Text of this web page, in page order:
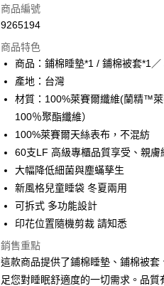
信用卡一次付款
Apple Pay
街口支付
悠遊付
全盈+PAY
ATM付款
運送方式
每筆NT$100，滿NT$1,500(含以上)
商品編號
9265194
商品特色
商品：鋪棉睡墊*1 / 鋪棉被套*1
產地：台灣
材質：100%萊賽爾纖維(蘭精™
100％聚酯纖維）
100%萊賽爾天絲表布，不混紡
60支LF 高級專櫃品質享受、親膚
大幅降低細菌與塵蟎孳生
新風格兒童睡袋 冬夏兩用
可拆式 多功能設計
印花位置隨機剪裁 請知悉
銷售重點
這款商品提供了鋪棉睡墊、鋪棉被
足您對睡眠舒適度的一切需求。品